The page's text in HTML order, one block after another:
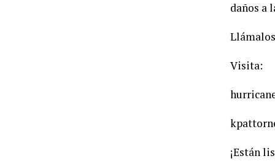
daños a
Visita:
¡Están